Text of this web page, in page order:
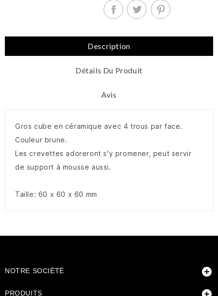
Description
Détails Du Produit
Avis
Gros cube en céramique avec 4 trous par face.
Couleur brune.
Les crevettes adoreront s'y promener, peut servir
de support à mousse aussi.
Taille: 60 x 60 x 60 mm
NOTRE SOCIÉTÉ 
PRODUITS